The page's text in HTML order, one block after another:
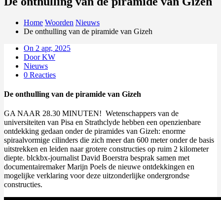
Home Woorden Nieuws
De onthulling van de piramide van Gizeh
On 2 apr, 2025
Door KW
Nieuws
0 Reacties
De onthulling van de piramide van Gizeh
GA NAAR 28.30 MINUTEN! Wetenschappers van de
universiteiten van Pisa en Strathclyde hebben een openzienbare
ontdekking gedaan onder de piramides van Gizeh: enorme
spiraalvormige cilinders die zich meer dan 600 meter onder de basis
uitstrekken en leiden naar grotere constructies op ruim 2 kilometer
diepte. blckbx-journalist David Boerstra besprak samen met
documentairemaker Marijn Poels de nieuwe ontdekkingen en
mogelijke verklaring voor deze uitzonderlijke ondergrondse
constructies.